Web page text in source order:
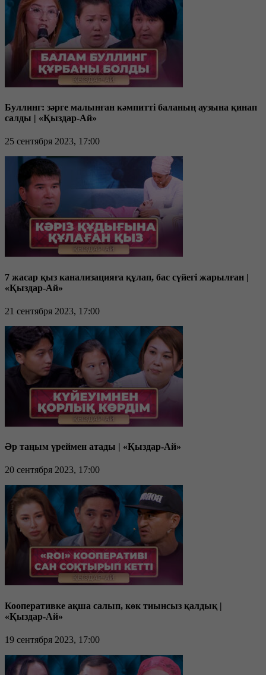
Буллинг: зәрге малынған кәмпитті баланың аузына қинап
салды | «Қыздар-Ай»
25 сентября 2023, 17:00
7 жасар қыз канализацияға құлап, бас сүйегі жарылған |
«Қыздар-Ай»
21 сентября 2023, 17:00
Әр таңым үреймен атады | «Қыздар-Ай»
20 сентября 2023, 17:00
Кооперативке ақша салып, көк тиынсыз қалдық |
«Қыздар-Ай»
19 сентября 2023, 17:00